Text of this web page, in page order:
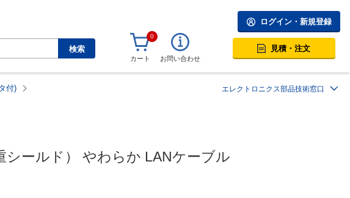
検索
ログイン・新規登録
0
カート お問い合わせ
見積・注文
付)
エレクトロニクス部品技術窓口
シールド） やわらか LANケーブル